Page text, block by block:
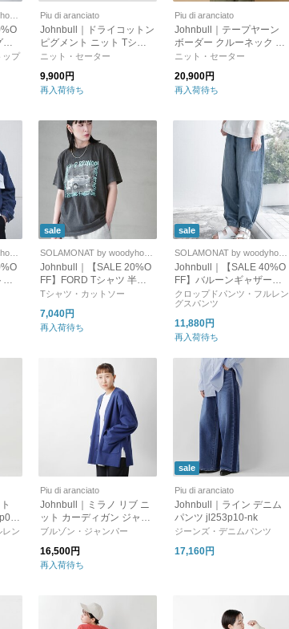
ラ
ィ
ップ
Piu di aranciato
Johnbull｜ドライコットン
ピグメント ニット Tシャ
ツ jl261n02
ニット・セーター
9,900円
再入荷待ち
Piu di aranciato
Johnbull｜テープヤーン
ボーダー クルーネック プ
ルオーバー jl241n04-yo
ニット・セーター
20,900円
再入荷待ち
ラ
sale
Johnbull｜【SALE 20%O
FF】FORD Tシャツ 半袖T
シャツ フォトTシャツ jt25
Tシャツ・カットソー
7,040円
再入荷待ち
sale
Johnbull｜【SALE 40%O
FF】バルーンギャザーデ
ニムパンツ レディース ボ
トムス フルレングス ウエ
ストゴム jl251p13
クロップドパンツ・フルレン
グスパンツ
11,880円
再入荷待ち
レン
Piu di aranciato
Johnbull｜ミラノ リブ ニ
ット カーディガン ジャケ
ット jl233l19-yo
ブルゾン・ジャンパー
16,500円
再入荷待ち
sale
Piu di aranciato
Johnbull｜ライン デニム
パンツ jl253p10-nk
ジーンズ・デニムパンツ
17,160円